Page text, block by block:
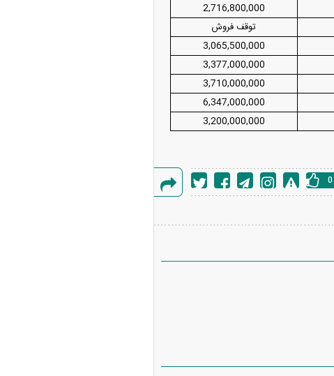
2,716,800,000
توقف فروش
3,065,500,000
3,377,000,000
3,710,000,000
6,347,000,000
3,200,000,000
گزارش
0